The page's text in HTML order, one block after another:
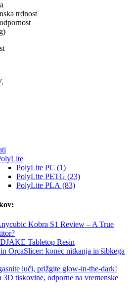
trdnost
PolyLite PC (1)
PolyLite PETG (23)
PolyLite PLA (83)
Kobra S1 Review – A True
Tabletop Resin
OrcaSlicer: konec nitkanja in šibkega
luči, prižgite glow-in-the-dark!
tiskovine, odporne na vremenske